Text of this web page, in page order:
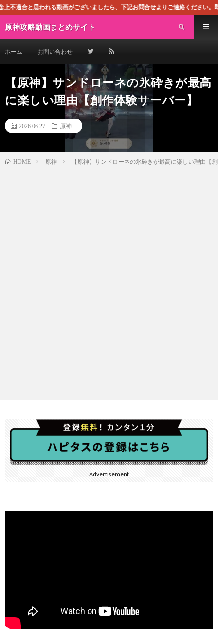
画がございましたら、下記お問合せよりご連絡ください。即刻対処させて
原神攻略動画まとめサイト
ホーム お問い合わせ
【原神】サンドローネの氷砕きが最高
に楽しい理由【創作体験サーバー】
2026.06.27 原神
HOME 原神 【原神】サンドローネの氷砕きが最高に楽しい理由【
Advertisement